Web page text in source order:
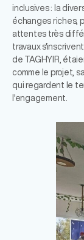
inclusives : la
échanges riches,
attentes très
travaux
de TAGHYIR,
comme le projet,
qui regardent le
l'engagement.